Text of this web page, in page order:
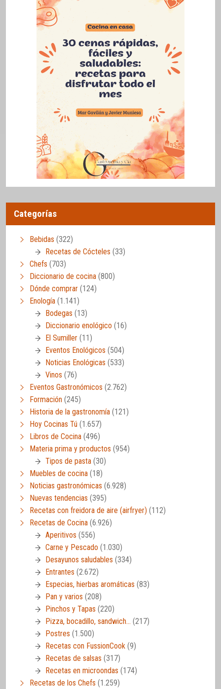
Categorías
Bebidas (322)
Recetas de Cócteles (33)
Chefs (703)
Diccionario de cocina (800)
Dónde comprar (124)
Enología (1.141)
Bodegas (13)
Diccionario enológico (16)
El Sumiller (11)
Eventos Enológicos (504)
Noticias Enológicas (533)
Vinos (76)
Eventos Gastronómicos (2.762)
Formación (245)
Historia de la gastronomía (121)
Hoy Cocinas Tú (1.657)
Libros de Cocina (496)
Materia prima y productos (954)
Tipos de pasta (30)
Muebles de cocina (18)
Noticias gastronómicas (6.928)
Nuevas tendencias (395)
Recetas con freidora de aire (airfryer) (112)
Recetas de Cocina (6.926)
Aperitivos (556)
Carne y Pescado (1.030)
Desayunos saludables (334)
Entrantes (2.672)
Especias, hierbas aromáticas (83)
Pan y varios (208)
Pinchos y Tapas (220)
Pizza, bocadillo, sandwich… (217)
Postres (1.500)
Recetas con FussionCook (9)
Recetas de salsas (317)
Recetas en microondas (174)
Recetas de los Chefs (1.259)